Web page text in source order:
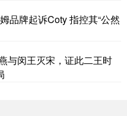
品牌起诉Coty 指控其“公然
与闵王灭宋，证此二王时